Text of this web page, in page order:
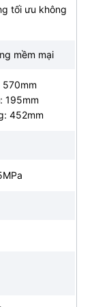
INAX L-
INAX Bán
tối ưu không
mềm mại
570mm
195mm
452mm